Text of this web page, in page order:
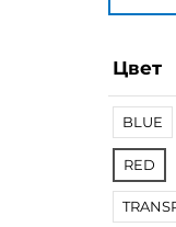
Цвет
BLUE
RED